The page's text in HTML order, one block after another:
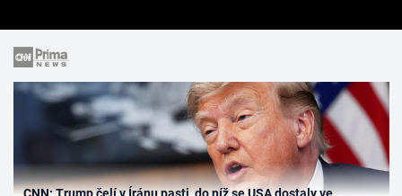
CNN: Trump čelí v Íránu pasti, do níž se USA dostaly ve